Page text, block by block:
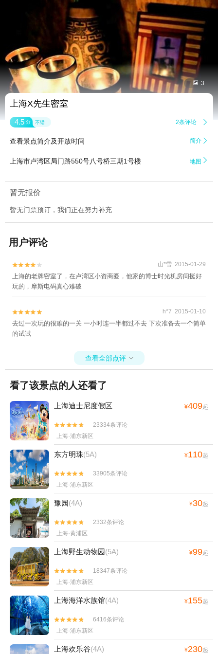
 3
上海X先生密室
4.5 分 不错 2条评论 
查看景点简介及开放时间 简介 
上海市卢湾区局门路550号八号桥三期1号楼 地图 
暂无报价
暂无门票预订，我们正在努力补充
用户评论

 山*雪 2015-01-29
上海的老牌密室了，在卢湾区小资商圈，他家的博士时光机房间挺好
玩的，摩斯电码真心难破

 h*7 2015-01-10
去过一次玩的很难的一关 一小时连一半都过不去 下次准备去一个简单
的试试
查看全部点评 
看了该景点的人还看了
上海迪士尼度假区 ¥409起


23334条评论
上海·浦东新区
东方明珠(5A) ¥110起


33905条评论
上海·浦东新区
豫园(4A) ¥30起


2332条评论
上海·黄浦区
上海野生动物园(5A) ¥99起


18347条评论
上海·浦东新区
上海海洋水族馆(4A) ¥155起


6416条评论
上海·浦东新区
上海欢乐谷(4A) ¥230起